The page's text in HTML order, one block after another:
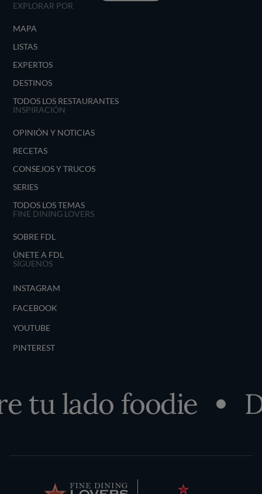
EXPLORAR POR
MAPA
LISTAS
EXPERTOS
DESTINOS
TODOS LOS RESTAURANTES
INSPIRACIÓN
OPINIÓN Y NOTICIAS
RECETAS
CONSEJOS Y TRUCOS
SERIES
TODOS LOS TEMAS
FINE DINING LOVERS
SOBRE FDL
ÚNETE A FDL
SÍGUENOS
INSTAGRAM
FACEBOOK
YOUTUBE
PINTEREST
tu lado foodie